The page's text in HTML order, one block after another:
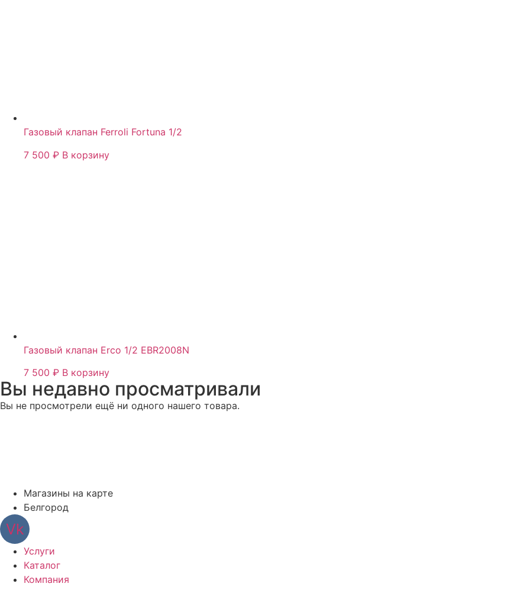
Газовый клапан Ferroli Fortuna 1/2
7 500 ₽ В корзину
Газовый клапан Erco 1/2 EBR2008N
7 500 ₽ В корзину
Вы недавно просматривали
Вы не просмотрели ещё ни одного нашего товара.
Магазины на карте
Белгород
Vk
Услуги
Каталог
Компания